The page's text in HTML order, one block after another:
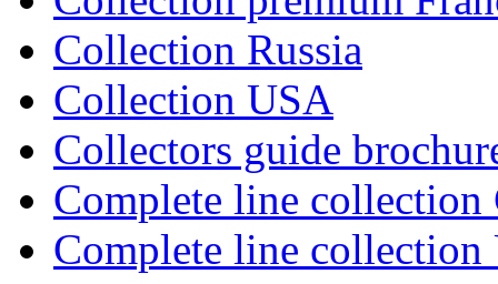
Collection Russia
Collection USA
Collectors guide
Complete line collection
Complete line collection